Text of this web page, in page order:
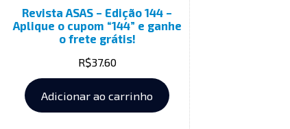
Revista ASAS – Edição 144 –
Aplique o cupom “144” e ganhe
o frete grátis!
R$37.60
Adicionar ao carrinho